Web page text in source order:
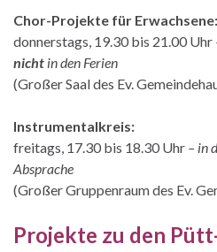
Chor-Projekte für Erwachsene:
donnerstags, 19.30 bis 21.00 Uhr
nicht in den Ferien
(Großer Saal des Ev.
Instrumentalkreis:
freitags, 17.30 bis 18.30 Uhr – in
Absprache
(Großer Gruppenraum des Ev.
Projekte zu den